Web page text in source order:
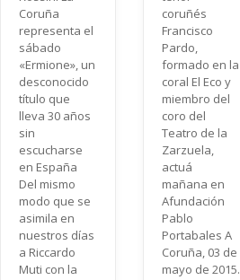
Coruña
representa el
sábado
«Ermione», un
desconocido
título que
lleva 30 años
sin
escucharse
en España
Del mismo
modo que se
asimila en
nuestros días
a Riccardo
Muti con la
coruñés
Francisco
Pardo,
formado en la
coral El Eco y
miembro del
coro del
Teatro de la
Zarzuela,
actuá
mañana en
Afundación
Pablo
Portabales A
Coruña, 03 de
mayo de 2015.